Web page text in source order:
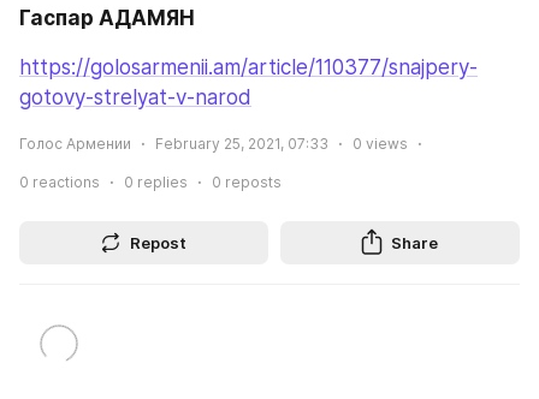
Гаспар АДАМЯН
https://golosarmenii.am/article/110377/snajpery-
gotovy-strelyat-v-narod
Голос Армении February 25, 2021, 07:33 0 views
0 reactions 0 replies 0 reposts
Repost Share